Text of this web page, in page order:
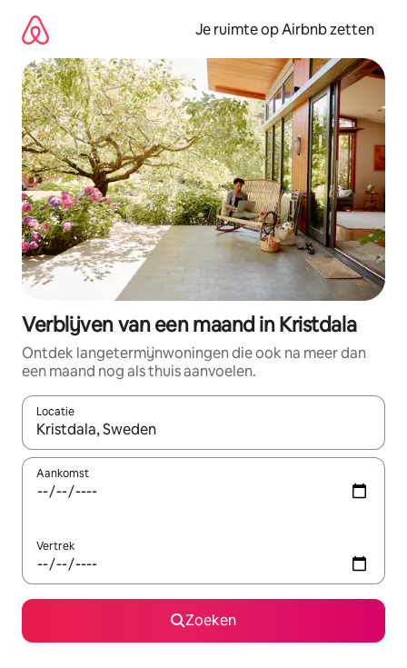
direct
naar
inhoud
Je ruimte op Airbnb zetten
Verblijven van een maand in Kristdala
Ontdek langetermijnwoningen die ook na meer dan
een maand nog als thuis aanvoelen.
Locatie
Wanneer er suggesties beschikbaar zijn, maak je een keuze
Aankomst
Vertrek
Zoeken